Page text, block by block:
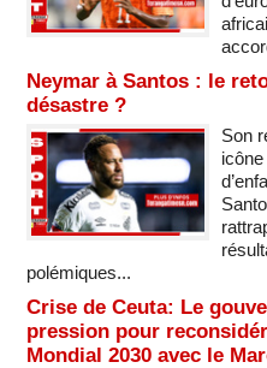
Neymar à Santos : le
désastre ?
Son
polémiques...
Crise de Ceuta: Le
pression pour
Mondial 2030 avec le